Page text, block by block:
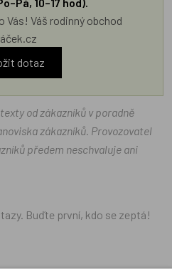
Vás! Váš rodinný obchod
dotaz
od zákazníků v poradně
zákazníků. Provozovatel
předem neschvaluje ani
Buďte první, kdo se zeptá!